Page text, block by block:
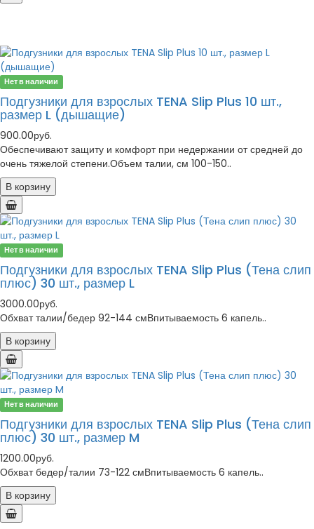
Нет в наличии
Подгузники для взрослых TENA Slip Plus 10 шт.,
размер L (дышащие)
900.00руб.
Обеспечивают защиту и комфорт при недержании от средней до
очень тяжелой степени.Объем талии, см 100-150..
В корзину
Нет в наличии
Подгузники для взрослых TENA Slip Plus (Тена слип
плюс) 30 шт., размер L
3000.00руб.
Обхват талии/бедер 92-144 смВпитываемость 6 капель..
В корзину
Нет в наличии
Подгузники для взрослых TENA Slip Plus (Тена слип
плюс) 30 шт., размер M
1200.00руб.
Обхват бедер/талии 73-122 смВпитываемость 6 капель..
В корзину